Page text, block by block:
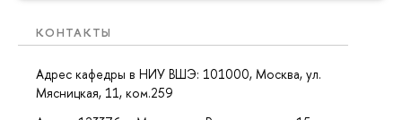
КОНТАКТЫ
Адрес кафедры в НИУ ВШЭ: 101000, Москва, ул.
Мясницкая, 11, ком.259